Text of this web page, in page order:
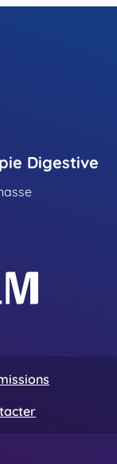
Digestive